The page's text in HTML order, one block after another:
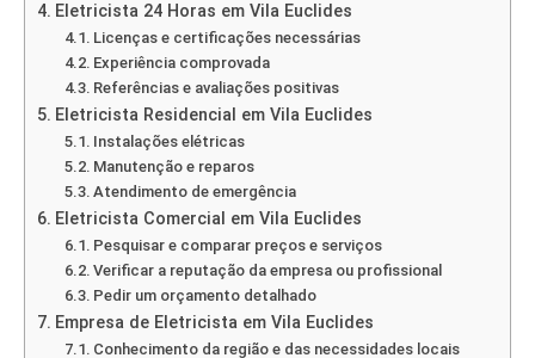
Eletricista 24 Horas em Vila Euclides
Licenças e certificações necessárias
Experiência comprovada
Referências e avaliações positivas
Eletricista Residencial em Vila Euclides
Instalações elétricas
Manutenção e reparos
Atendimento de emergência
Eletricista Comercial em Vila Euclides
Pesquisar e comparar preços e serviços
Verificar a reputação da empresa ou profissional
Pedir um orçamento detalhado
Empresa de Eletricista em Vila Euclides
Conhecimento da região e das necessidades locais